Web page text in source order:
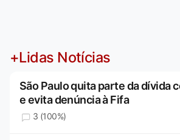
+Lidas Notícias
São Paulo quita parte da dívida
e evita denúncia à Fifa
3 (100%)